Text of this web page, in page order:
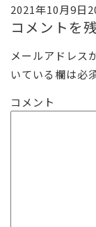
投
稿
2021年10月9日
コメントを
メールアドレス
いている欄は必
コメント